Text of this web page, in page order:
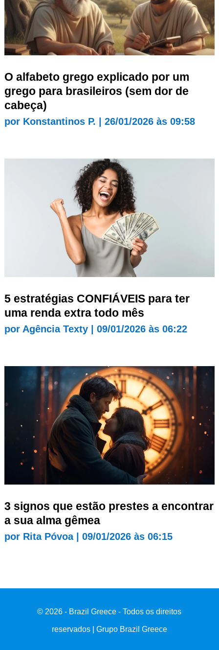
O alfabeto grego explicado por um
grego para brasileiros (sem dor de
cabeça)
por Konstantinos P. 26/01/2026 às 09:58
5 estratégias CONFIÁVEIS para ter
uma renda extra todo mês
por Agência Texty| 09/01/2026 às 06:22
3 signos que estão prestes a encontrar
a sua alma gêmea
por Rita Póvoa| 09/01/2026 às 06:15
© 2026 - Brazil Greece - Todos os direitos
reservados | Grupo Brazil Greece